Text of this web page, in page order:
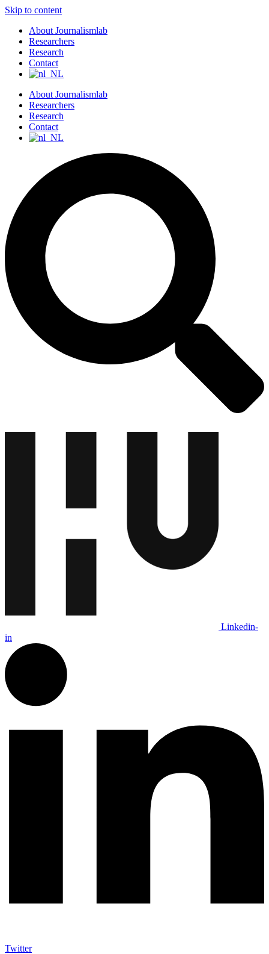
Skip to content
About Journalismlab
Researchers
Research
Contact
About Journalismlab
Researchers
Research
Contact
Linkedin-
in
Twitter